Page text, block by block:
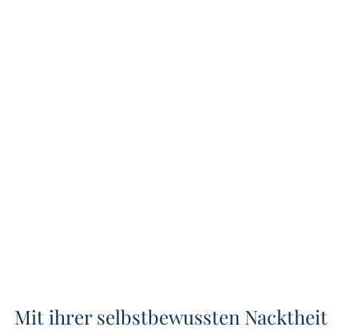
Mit ihrer selbstbewussten Nacktheit